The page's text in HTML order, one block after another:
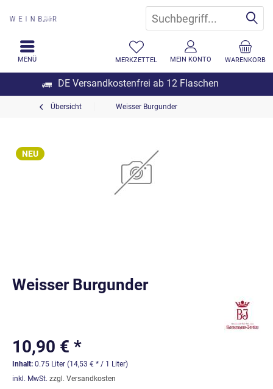
DE Versandkostenfrei ab 12 Flaschen
WARENKORB
MERKZETTEL MEIN KONTO
MENÜ
Übersicht Weisser Burgunder
NEU
Weisser Burgunder
10,90 € *
Inhalt: 0.75 Liter (14,53 € * / 1 Liter)
inkl. MwSt. zzgl. Versandkosten